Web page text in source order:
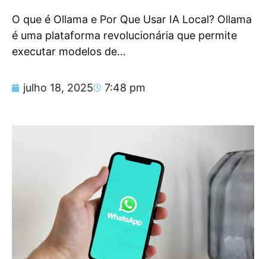
O que é Ollama e Por Que Usar IA Local? Ollama
é uma plataforma revolucionária que permite
executar modelos de...
julho 18, 2025 7:48 pm